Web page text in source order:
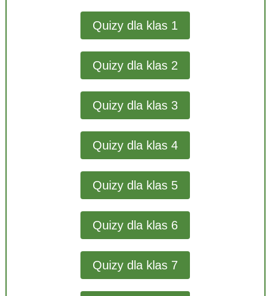
Quizy dla klas 1
Quizy dla klas 2
Quizy dla klas 3
Quizy dla klas 4
Quizy dla klas 5
Quizy dla klas 6
Quizy dla klas 7